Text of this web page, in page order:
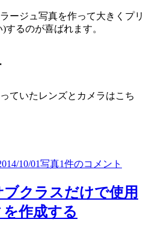
（２）
基
へ
ージュ写真を作って大きくプリ
するのが喜ばれます。
ていたレンズとカメラはこち
10/01ゴ
ー
写真の
メ
ラ
マ
1件のコメント
クラスだけで使用
作成する